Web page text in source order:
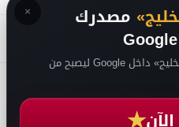
× مصدرك
اضغط ثم حدّد «حال الخليج» داخل Google ليصبح من